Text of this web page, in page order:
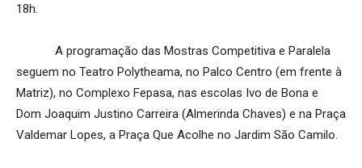
18h.
A programação das Mostras Competitiva e Paralela
seguem no Teatro Polytheama, no Palco Centro (em frente à
Matriz), no Complexo Fepasa, nas escolas Ivo de Bona e
Dom Joaquim Justino Carreira (Almerinda Chaves) e na Praça
Valdemar Lopes, a Praça Que Acolhe no Jardim São Camilo.